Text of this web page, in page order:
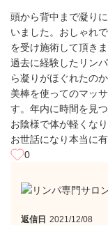
頭から背中まで凝り
いました。おしゃれ
を受け施術して頂きま
過去に経験したリン
ら凝りがほぐれたの
美棒を使ってのマッ
す。年内に時間を見
お陰様で体が軽くな
お世話になり本当に
0
返信日 2021/12/08